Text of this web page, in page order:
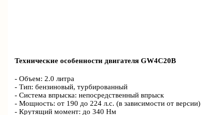
Технические особенности двигателя GW4C20B
- Объем: 2.0 литра
- Тип: бензиновый, турбированный
- Система впрыска: непосредственный впрыск
- Мощность: от 190 до 224 л.с. (в зависимости от версии)
- Крутящий момент: до 340 Нм